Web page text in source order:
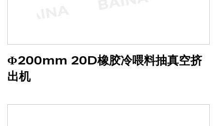
Ф200mm 20D橡胶冷喂料抽真空挤
出机